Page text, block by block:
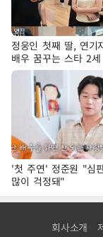
정웅인 첫째 딸, 연
배우 꿈꾸는 스타 2세
'첫 주연' 정준원 "심
많이 걱정돼"
회사소개